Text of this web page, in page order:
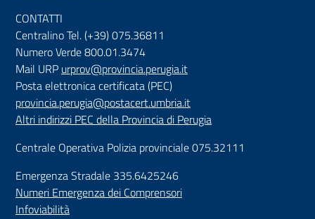
CONTATTI
Centralino Tel. (+39) 075.36811
Numero Verde 800.01.3474
Mail URP urprov@provincia.perugia.it
Posta elettronica certificata (PEC)
provincia.perugia@postacert.umbria.it
Altri indirizzi PEC della Provincia di Perugia
Centrale Operativa Polizia provinciale 075.32111
Emergenza Stradale 335.6425246
Numeri Emergenza dei Comprensori
Infoviabilità